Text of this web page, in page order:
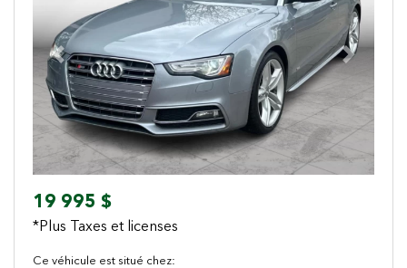
Previous Next
19 995 $
*Plus Taxes et licenses
Ce véhicule est situé chez: